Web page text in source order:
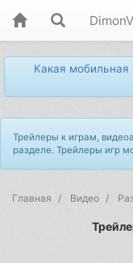
Какая
Трейлеры к играм,
разделе. Трейлеры игр
Главная Видео